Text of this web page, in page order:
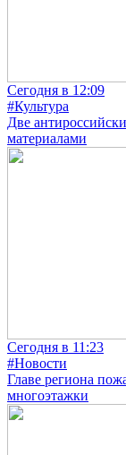
Сегодня в 12:09
#Культура
Две
материалами
Сегодня в 11:23
#Новости
Главе региона
многоэтажки